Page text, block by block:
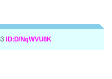
ID:D/NqWVU8K